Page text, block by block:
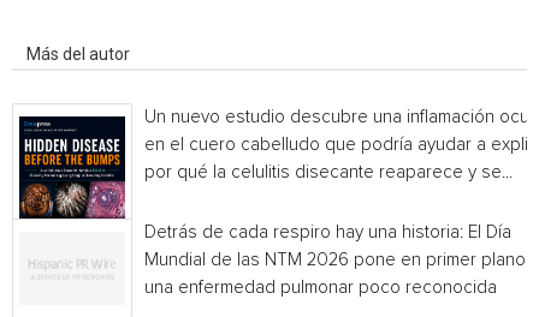
Más del autor
Un nuevo estudio descubre una inflamación
en el cuero cabelludo que podría ayudar a
por qué la celulitis disecante reaparece y se...
Detrás de cada respiro hay una historia: El Día
Mundial de las NTM 2026 pone en primer plano
una enfermedad pulmonar poco reconocida